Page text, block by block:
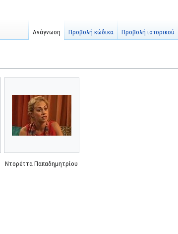
Ντορέττα Παπαδημητρίου
Ανάγνωση Προβολή κώδικα Προβολή ιστορικού